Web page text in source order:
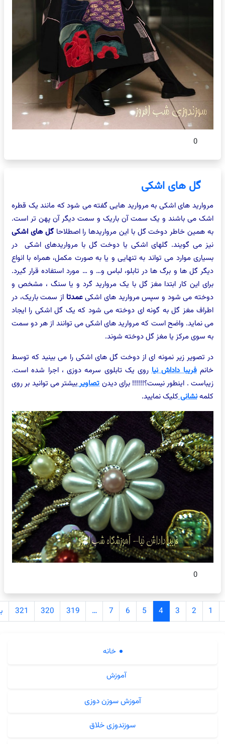
گل های اشکی
های اشکی به مروارید هایی گفته می شود که مانند یک قطره
می باشند و یک سمت آن باریک و سمت دیگر آن پهن تر است.
خاطر دوخت گل با این مرواریدها را اصطلاحاگل های اشکی
می گویند. گلهای اشکی یا دوخت گل با مرواریدهای اشکی در
موارد می تواند به تنهایی و یا به صورت مکمل، همراه با انواع
گل ها و برگ ها در تابلو، لباس و… و … مورد استفاده قرار گیرد.
این کار ابتدا مغز گل با یک مروارید گرد و یا سنگ ، مشخص و
می شود و سپس مروارید های اشکی عمدتااز سمت باریک، در
مغز گل به گونه ای دوخته می شود که یک گل اشکی را ایجاد
واضح است که مروارید های اشکی می توانند از هر دو سمت
مرکز یا مغز گل دوخته شوند.
زیر نمونه ای از دوخت گل های اشکی را می بینید که توسط
فریبا داداش نیاروی یک تابلوی سرمه دوزی ، اجرا شده است.
. اینطور نیست؟!!!!!! برای دیدنتصاویربیشتر می توانید بر روی
نشانی کلیک نمایید.
3
4
5
6
7
…
319
320
321 بعدی
خانه
آموزش
آموزش سوزن دوزی
سوزندوزی خلاق